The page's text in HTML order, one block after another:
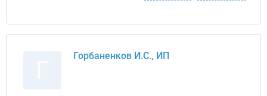
Горбаненков И.С., ИП